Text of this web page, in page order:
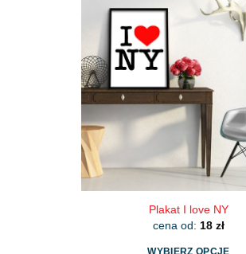
Plakat I love NY
cena od: 18 zł
WYBIERZ OPCJE